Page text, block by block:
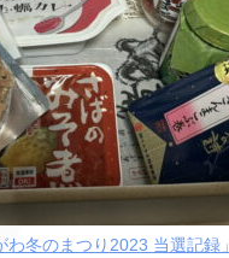
わ冬のまつり2023 当選記録」